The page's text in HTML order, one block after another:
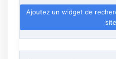
Ajoutez un widget de
site